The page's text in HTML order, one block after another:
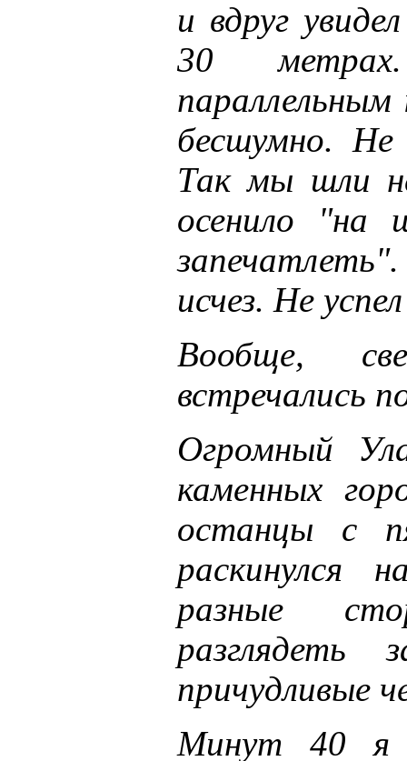
и вдруг
30 метрах.
бесшумно. Не
Так мы шли
осенило "на
исчез. Не
Вообще,
встречались
Огромный
каменных
останцы с
раскинулся
разные
разглядеть
причудливые
Минут 40 я